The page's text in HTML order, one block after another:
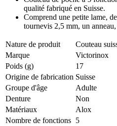
qualité fabriqué en Suisse.
Comprend une petite lame,
tournevis 2,5 mm, un
Nature de produit
Couteau
Marque
Victorinox
Poids (g)
17
Origine de fabrication Suisse
Groupe d'âge
Adulte
Denture
Non
Matériaux
Alox
Nombre de fonctions 5